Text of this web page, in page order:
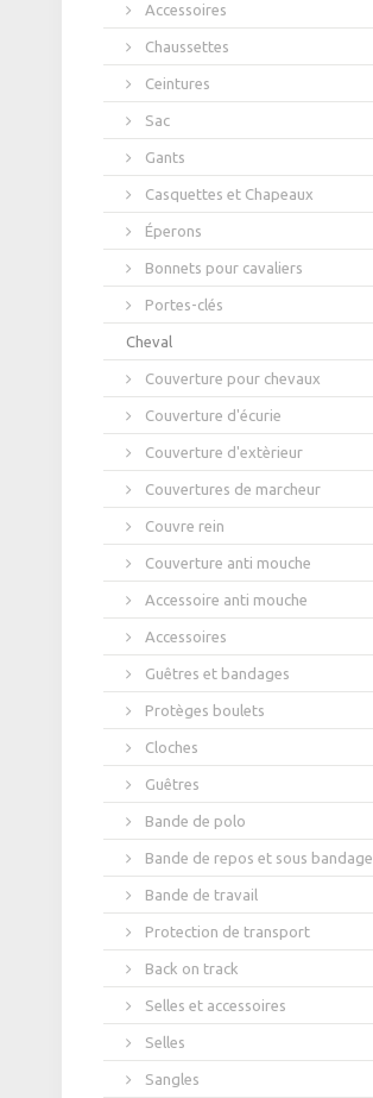
Accessoires
Chaussettes
Ceintures
Sac
Gants
Casquettes et Chapeaux
Éperons
Bonnets pour cavaliers
Portes-clés
Cheval
Couverture pour chevaux
Couverture d'écurie
Couverture d'extèrieur
Couvertures de marcheur
Couvre rein
Couverture anti mouche
Accessoire anti mouche
Accessoires
Guêtres et bandages
Protèges boulets
Cloches
Guêtres
Bande de polo
Bande de repos et sous bandage
Bande de travail
Protection de transport
Back on track
Selles et accessoires
Selles
Sangles